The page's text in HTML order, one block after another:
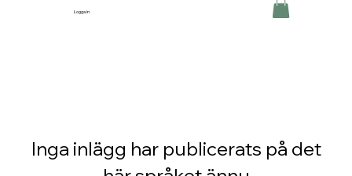
Logga in
Inga inlägg har publicerats på det